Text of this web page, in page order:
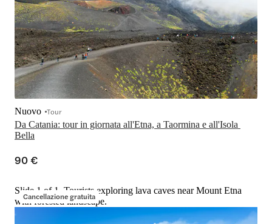
Da Catania: tour in giornata all'Etna, a Taormina e all'Isola
Bella
Nuovo Tour
90 €
Cancellazione gratuita
Slide 1 of 1, Tourists exploring lava caves near Mount Etna
with forested landscape.